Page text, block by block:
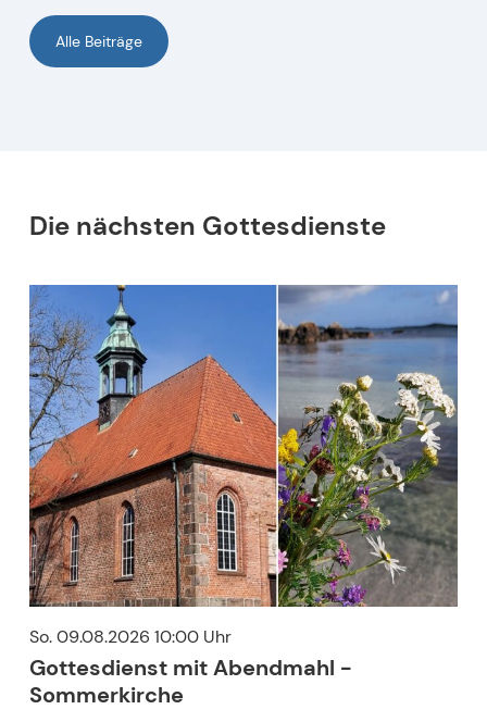
Alle Beiträge
Die nächsten Gottesdienste
So. 09.08.2026 10:00 Uhr
Gottesdienst mit Abendmahl -
Sommerkirche